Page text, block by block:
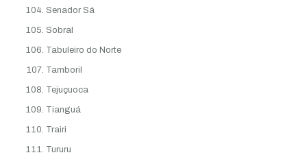
Senador Sá
Sobral
Tabuleiro do Norte
Tamboril
Tejuçuoca
Tianguá
Trairi
Tururu